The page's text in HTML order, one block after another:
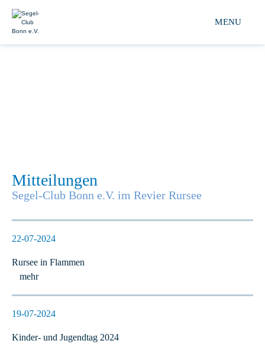
Segel-club Bonn
MENU
Mitteilungen
Segel-Club Bonn e.V. im Revier Rursee
22-07-2024
Rursee in Flammen
mehr
19-07-2024
Kinder- und Jugendtag 2024